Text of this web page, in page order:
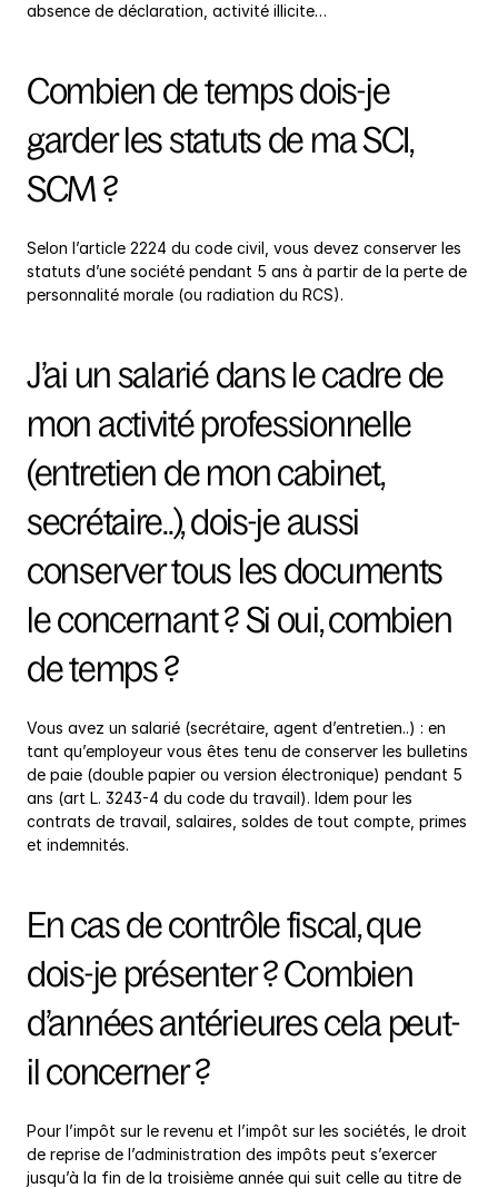
absence de déclaration, activité illicite…
Combien de temps dois-je
garder les statuts de ma SCI,
SCM ?
Selon l’article 2224 du code civil, vous devez conserver les
statuts d’une société pendant 5 ans à partir de la perte de
personnalité morale (ou radiation du RCS).
J’ai un salarié dans le cadre de
mon activité professionnelle
(entretien de mon cabinet,
secrétaire..), dois-je aussi
conserver tous les documents
le concernant ? Si oui, combien
de temps ?
Vous avez un salarié (secrétaire, agent d’entretien..) : en
tant qu’employeur vous êtes tenu de conserver les bulletins
de paie (double papier ou version électronique) pendant 5
ans (art L. 3243-4 du code du travail). Idem pour les
contrats de travail, salaires, soldes de tout compte, primes
et indemnités.
En cas de contrôle fiscal, que
dois-je présenter ? Combien
d’années antérieures cela peut-
il concerner ?
Pour l’impôt sur le revenu et l’impôt sur les sociétés, le droit
de reprise de l’administration des impôts peut s’exercer
jusqu’à la fin de la troisième année qui suit celle au titre de